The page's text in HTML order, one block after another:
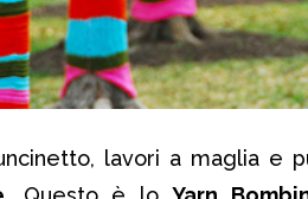
lavori a maglia e